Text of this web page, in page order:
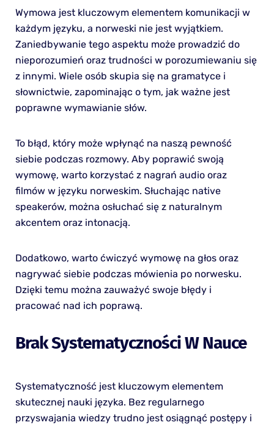
Wymowa jest kluczowym elementem komunikacji w
każdym języku, a norweski nie jest wyjątkiem.
Zaniedbywanie tego aspektu może prowadzić do
nieporozumień oraz trudności w porozumiewaniu się
z innymi. Wiele osób skupia się na gramatyce i
słownictwie, zapominając o tym, jak ważne jest
poprawne wymawianie słów.
To błąd, który może wpłynąć na naszą pewność
siebie podczas rozmowy. Aby poprawić swoją
wymowę, warto korzystać z nagrań audio oraz
filmów w języku norweskim. Słuchając native
speakerów, można osłuchać się z naturalnym
akcentem oraz intonacją.
Dodatkowo, warto ćwiczyć wymowę na głos oraz
nagrywać siebie podczas mówienia po norwesku.
Dzięki temu można zauważyć swoje błędy i
pracować nad ich poprawą.
Brak Systematyczności W Nauce
Systematyczność jest kluczowym elementem
skutecznej nauki języka. Bez regularnego
przyswajania wiedzy trudno jest osiągnąć postępy i